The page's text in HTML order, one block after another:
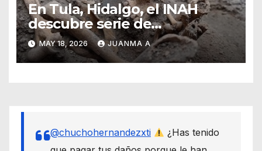
En Tula, Hidalgo, el INAH
descubre serie de
enterramientos de época
teotihuacana
MAY 18, 2026 JUANMA A
@chuchohernandezxti
¿Has tenido